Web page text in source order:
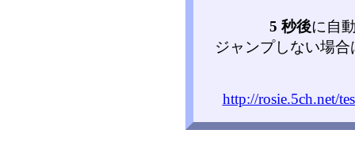
5 秒後に自
ジャンプしない場
http://rosie.5ch.net/